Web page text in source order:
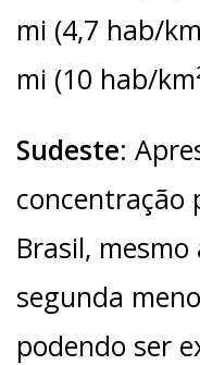
mi (4,7 hab/
mi (10 hab/
Sudeste:
concentração
Brasil,
segunda
podendo ser